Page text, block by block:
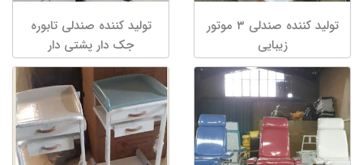
تولید کننده صندلی ۳ موتور
زیبایی
تولید کننده صندلی تابوره
جک دار پشتی دار